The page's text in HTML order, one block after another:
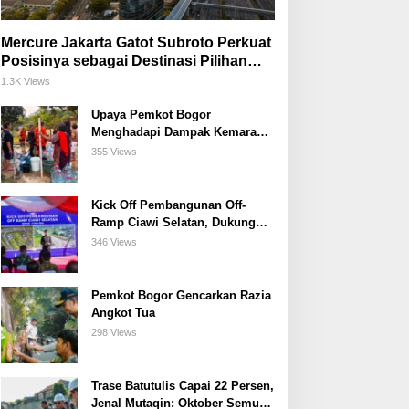
Mercure Jakarta Gatot Subroto Perkuat
Posisinya sebagai Destinasi Pilihan
untuk Bisnis, Staycation, Meeting, dan
1.3K Views
Upaya Pemkot Bogor
Menghadapi Dampak Kemarau
Panjang
355 Views
Kick Off Pembangunan Off-
Ramp Ciawi Selatan, Dukung
Konektivitas Antarwilayah di
346 Views
Pemkot Bogor Gencarkan Razia
Angkot Tua
298 Views
Trase Batutulis Capai 22 Persen,
Jenal Mutaqin: Oktober Semua